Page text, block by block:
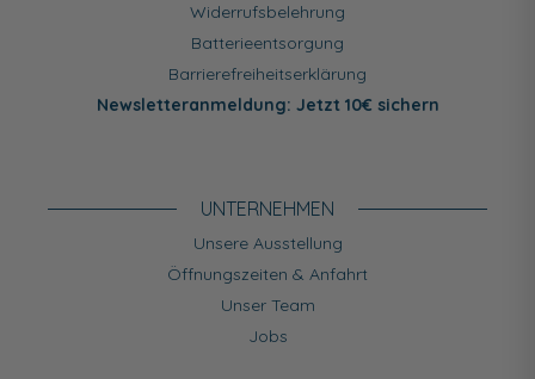
Widerrufsbelehrung
Batterieentsorgung
Barrierefreiheitserklärung
Newsletteranmeldung: Jetzt 10€ sichern
UNTERNEHMEN
Unsere Ausstellung
Öffnungszeiten & Anfahrt
Unser Team
Jobs